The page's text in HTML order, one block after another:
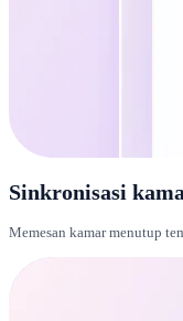
Sinkronisasi
Memesan kamar menutup